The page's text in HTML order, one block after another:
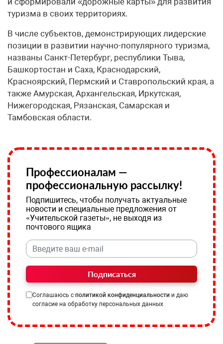
туризма в своих территориях.
В числе субъектов, демонстрирующих лидерские
позиции в развитии научно-популярного туризма,
названы Санкт-Петербург, республики Тыва,
Башкортостан и Саха, Краснодарский,
Красноярский, Пермский и Ставропольский края, а
также Амурская, Архангельская, Иркутская,
Нижегородская, Рязанская, Самарская и
Тамбовская области.
Профессионалам —
профессиональную рассылку!
Подпишитесь, чтобы получать актуальные
новости и специальные предложения от
«Учительской газеты», не выходя из
почтового ящика
Подписаться
Соглашаюсь с политикой конфиденциальности и даю
согласие на обработку персональных данных